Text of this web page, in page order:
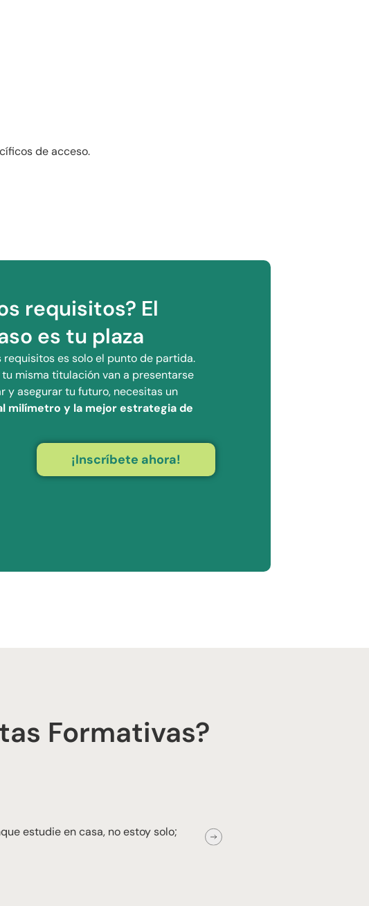
de acceso.
requisitos? El
es tu plaza
requisitos es solo el punto de partida.
misma titulación van a presentarse
y asegurar tu futuro, necesitas un
milímetro y la mejor estrategia de
¡Inscríbete ahora!
Formativas?
estudie en casa, no estoy solo;